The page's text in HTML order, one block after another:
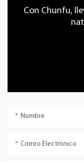
Con Chunfu,
Nombre
Correo Electrónico